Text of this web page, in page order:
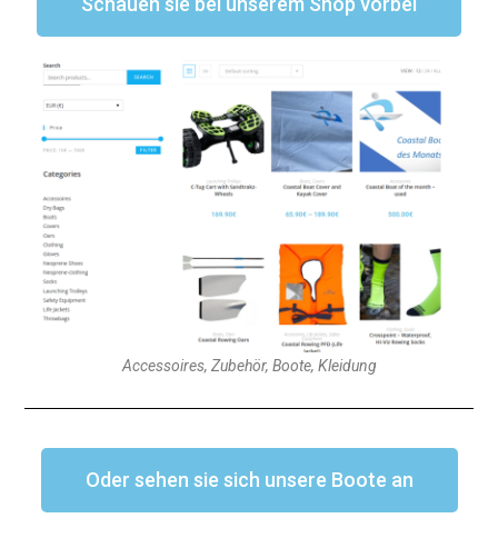
Accessoires, Zubehör, Boote, Kleidung
Oder sehen sie sich unsere Boote an